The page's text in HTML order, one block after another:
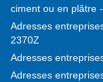
ciment ou en plâtre
Adresses
2370Z
Adresses
Adresses